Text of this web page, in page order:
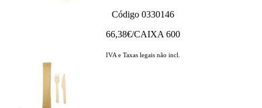
Código 0330146
66,38€/CAIXA 600
IVA e Taxas legais não incl.